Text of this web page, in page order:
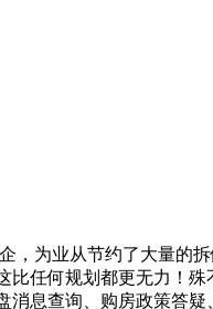
，为业从节约了大量的
比任何规划都更无力！
息查询、购房政策答疑